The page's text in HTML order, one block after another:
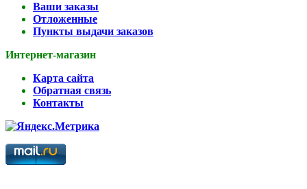
Ваши заказы
Отложенные
Пункты выдачи заказов
Интернет-магазин
Карта сайта
Обратная связь
Контакты